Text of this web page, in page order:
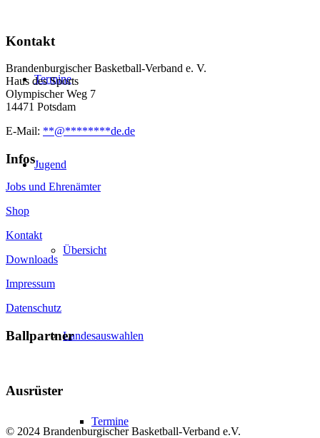
Termine
Jugend
Übersicht
Landesauswahlen
Termine
Kontakt
Brandenburgischer Basketball-Verband e. V.
Haus des Sports
Olympischer Weg 7
14471 Potsdam
E-Mail: **@********de.de
Infos
Jobs und Ehrenämter
Shop
Kontakt
Downloads
Impressum
Datenschutz
Ballpartner
Ausrüster
© 2024 Brandenburgischer Basketball-Verband e.V.